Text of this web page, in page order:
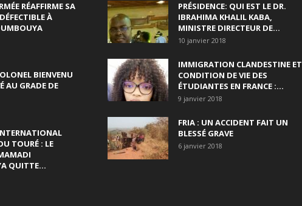
RÉAFFIRME SA
À
BIENVENU
AU GRADE DE
TOURÉ : LE
QUITTE...
PRÉSIDENCE: QUI EST LE DR.
IBRAHIMA KHALIL KABA,
MINISTRE DIRECTEUR DE...
10 janvier 2018
IMMIGRATION CLANDESTINE ET
CONDITION DE VIE DES
ÉTUDIANTES EN FRANCE :...
9 janvier 2018
FRIA : UN ACCIDENT FAIT UN
BLESSÉ GRAVE
6 janvier 2018